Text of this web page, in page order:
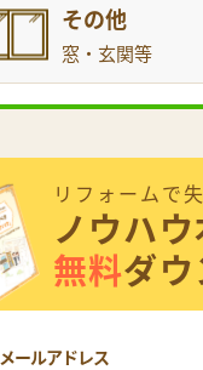
その他
窓・玄関等
リフォームで
ノウハ
無料ダ
メールアドレス